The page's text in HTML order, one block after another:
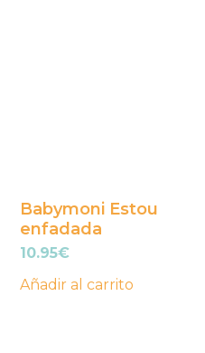
Babymoni Estou
enfadada
10.95€
Añadir al carrito